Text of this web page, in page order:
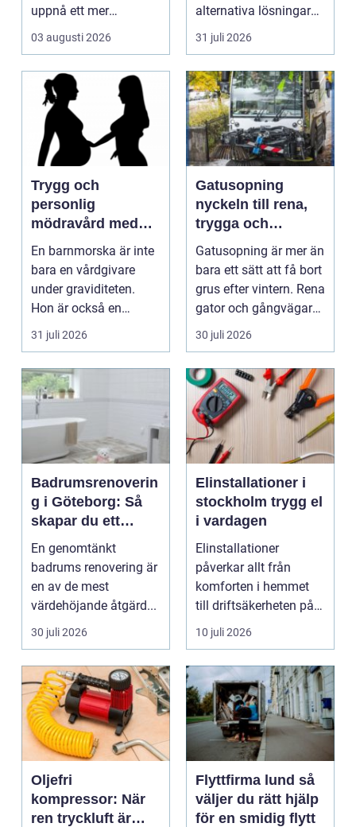
uppnå ett mer
ungdomligt och frä...
03 augusti 2026
alternativa lösningar
för...
31 juli 2026
Trygg och
personlig
mödravård med
barnmorska i
malmö
En barnmorska är inte
bara en vårdgivare
under graviditeten.
Hon är också en
följeslagare genom
fler...
31 juli 2026
Gatusopning
nyckeln till rena,
trygga och
hållbara
stadsmiljöer
Gatusopning är mer än
bara ett sätt att få bort
grus efter vintern. Rena
gator och gångvägar
påverka...
30 juli 2026
Badrumsrenoverin
g i Göteborg: Så
skapar du ett
hållbart och
modernt badrum
En genomtänkt
badrums renovering är
en av de mest
värdehöjande åtgärd...
30 juli 2026
Elinstallationer i
stockholm trygg el
i vardagen
Elinstallationer
påverkar allt från
komforten i hemmet
till driftsäkerheten på
jobbet. I en växande ...
10 juli 2026
Oljefri
kompressor: När
ren tryckluft är
Flyttfirma lund så
väljer du rätt hjälp
för en smidig flytt